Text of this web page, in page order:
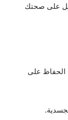
على صحتك
الحفاظ على